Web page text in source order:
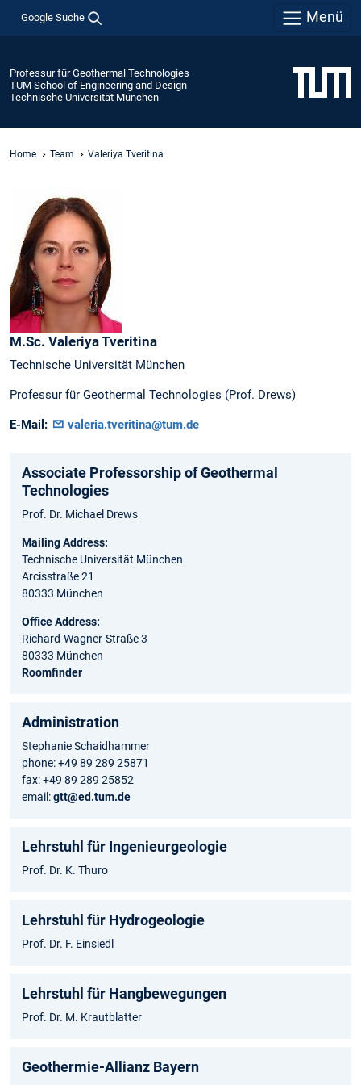
Google Suche Menü
Professur für Geothermal Technologies
TUM School of Engineering and Design
Technische Universität München
Home Team Valeriya Tveritina
M.Sc. ValeriyaTveritina
Technische Universität München
Professur für Geothermal Technologies (Prof. Drews)
E-Mail: valeria.tveritina@tum.de
Associate Professorship of Geothermal
Technologies
Prof. Dr. Michael Drews
Mailing Address:
Technische Universität München
Arcisstraße 21
80333 München
Office Address:
Richard-Wagner-Straße 3
80333 München
Roomfinder
Administration
Stephanie Schaidhammer
phone: +49 89 289 25871
fax: +49 89 289 25852
email:gtt@ed.tum.de
Lehrstuhl für Ingenieurgeologie
Prof. Dr. K. Thuro
Lehrstuhl für Hydrogeologie
Prof. Dr. F. Einsiedl
Lehrstuhl für Hangbewegungen
Prof. Dr. M. Krautblatter
Geothermie-Allianz Bayern